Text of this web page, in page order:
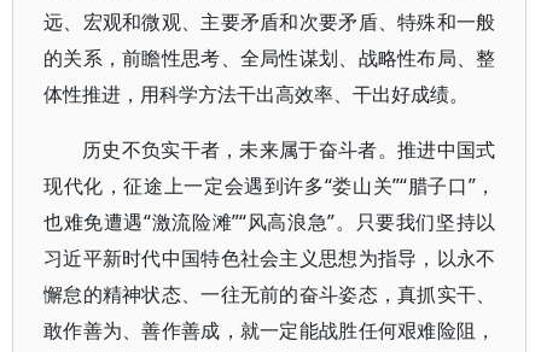
远、宏观和微观、主要矛盾和次要矛盾、特殊和一般
的关系，前瞻性思考、全局性谋划、战略性布局、整
体性推进，用科学方法干出高效率、干出好成绩。
历史不负实干者，未来属于奋斗者。推进中国式
现代化，征途上一定会遇到许多“娄山关”“腊子口”，
也难免遭遇“激流险滩”“风高浪急”。只要我们坚持以
习近平新时代中国特色社会主义思想为指导，以永不
懈怠的精神状态、一往无前的奋斗姿态，真抓实干、
敢作善为、善作善成，就一定能战胜任何艰难险阻，